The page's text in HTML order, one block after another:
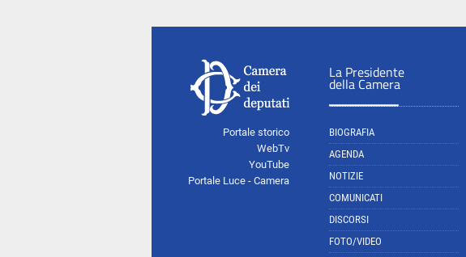
Portale storico
WebTv
YouTube
Portale Luce - Camera
La Presidente
della Camera
BIOGRAFIA
AGENDA
NOTIZIE
COMUNICATI
DISCORSI
FOTO/VIDEO